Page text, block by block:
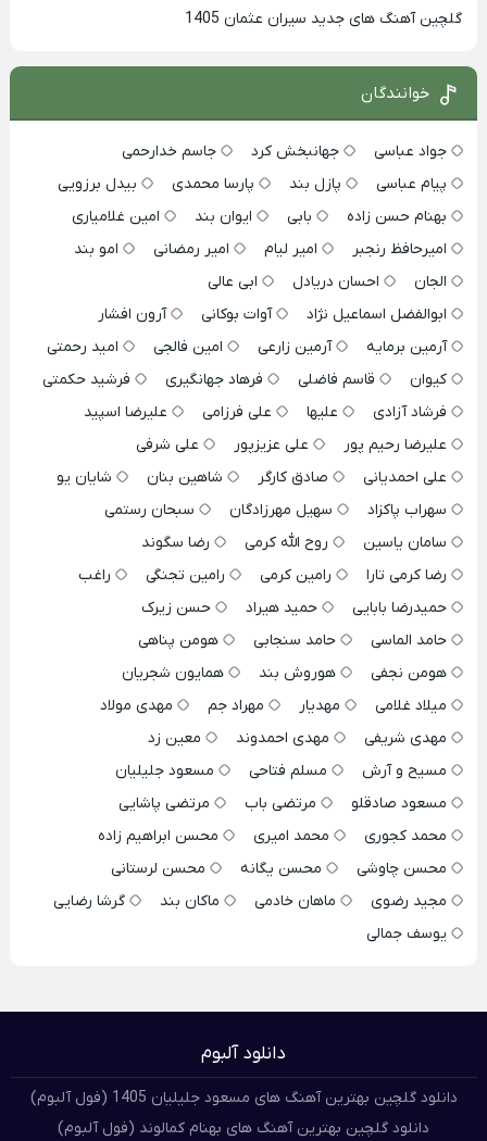
گلچین آهنگ های جدید سیران عثمان 1405
خوانندگان
جواد عباسی جهانبخش کرد
جاسم خدارحمی
پیام عباسی
پازل بند پارسا محمدی
بیدل برزویی
بهنام حسن زاده
بابی ایوان بند
امین غلامیاری
امیرحافظ رنجبر
امیر لیام امیر رمضانی
امو بند
الجان
احسان دریادل
ابی عالی
ابوالفضل اسماعیل نژاد
آوات بوکانی
آرون افشار
آرمین برمایه
آرمین زارعی امین فالجی
امید رحمتی
کیوان
قاسم فاضلی فرهاد جهانگیری
فرشید حکمتی
فرشاد آزادی
علیها علی فرزامی
علیرضا اسپید
علیرضا رحیم پور
علی عزیزپور
علی شرفی
علی احمدیانی
صادق کارگر شاهین بنان
شایان یو
سهراب پاکزاد
سهیل مهرزادگان
سبحان رستمی
سامان یاسین
روح الله کرمی
رضا سگوند
رضا کرمی تارا
رامین کرمی رامین تجنگی
راغب
حمیدرضا بابایی
حمید هیراد
حسن زیرک
حامد الماسی
حامد سنجابی
هومن پناهی
هومن نجفی
هوروش بند
همایون شجریان
میلاد غلامی
مهدیار مهراد جم
مهدی مولاد
مهدی شریفی
مهدی احمدوند
معین زد
مسیح و آرش
مسلم فتاحی
مسعود جلیلیان
مسعود صادقلو
مرتضی باب
مرتضی پاشایی
محمد کجوری
محمد امیری
محسن ابراهیم زاده
محسن چاوشی
محسن یگانه
محسن لرستانی
مجید رضوی
ماهان خادمی ماکان بند
گرشا رضایی
یوسف جمالی
دانلود آلبوم
دانلود گلچین بهترین آهنگ های مسعود جلیلیان 1405 (فول آلبوم)
دانلود گلچین بهترین آهنگ های بهنام کمالوند (فول آلبوم)